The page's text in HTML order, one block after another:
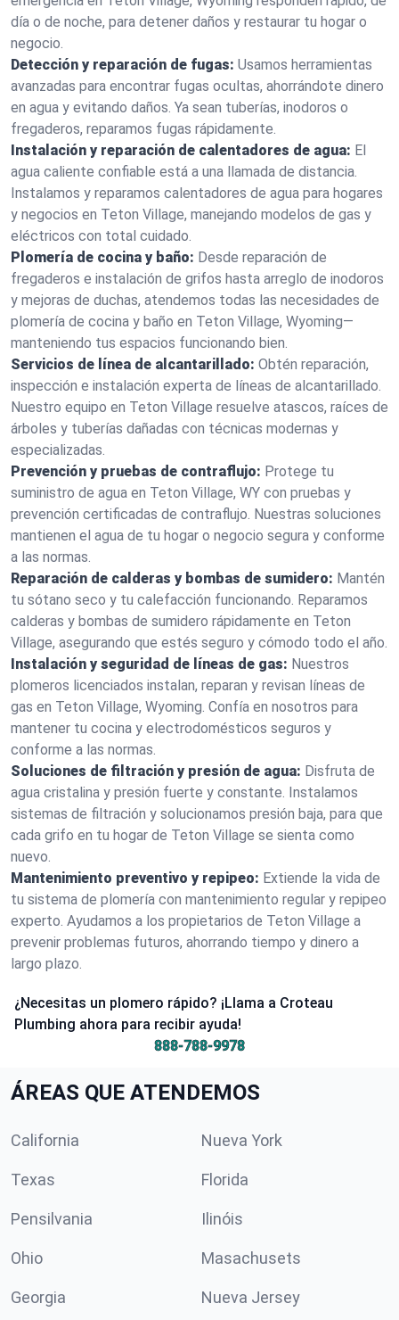
día o de noche, para detener daños y restaurar tu hogar o
negocio.
Detección y reparación de fugas: Usamos herramientas
avanzadas para encontrar fugas ocultas, ahorrándote dinero
en agua y evitando daños. Ya sean tuberías, inodoros o
fregaderos, reparamos fugas rápidamente.
Instalación y reparación de calentadores de agua: El
agua caliente confiable está a una llamada de distancia.
Instalamos y reparamos calentadores de agua para hogares
y negocios en Teton Village, manejando modelos de gas y
eléctricos con total cuidado.
Plomería de cocina y baño: Desde reparación de
fregaderos e instalación de grifos hasta arreglo de inodoros
y mejoras de duchas, atendemos todas las necesidades de
plomería de cocina y baño en Teton Village, Wyoming—
manteniendo tus espacios funcionando bien.
Servicios de línea de alcantarillado: Obtén reparación,
inspección e instalación experta de líneas de alcantarillado.
Nuestro equipo en Teton Village resuelve atascos, raíces de
árboles y tuberías dañadas con técnicas modernas y
especializadas.
Prevención y pruebas de contraflujo: Protege tu
suministro de agua en Teton Village, WY con pruebas y
prevención certificadas de contraflujo. Nuestras soluciones
mantienen el agua de tu hogar o negocio segura y conforme
a las normas.
Reparación de calderas y bombas de sumidero: Mantén
tu sótano seco y tu calefacción funcionando. Reparamos
calderas y bombas de sumidero rápidamente en Teton
Village, asegurando que estés seguro y cómodo todo el año.
Instalación y seguridad de líneas de gas: Nuestros
plomeros licenciados instalan, reparan y revisan líneas de
gas en Teton Village, Wyoming. Confía en nosotros para
mantener tu cocina y electrodomésticos seguros y
conforme a las normas.
Soluciones de filtración y presión de agua: Disfruta de
agua cristalina y presión fuerte y constante. Instalamos
sistemas de filtración y solucionamos presión baja, para que
cada grifo en tu hogar de Teton Village se sienta como
nuevo.
Mantenimiento preventivo y repipeo: Extiende la vida de
tu sistema de plomería con mantenimiento regular y repipeo
experto. Ayudamos a los propietarios de Teton Village a
prevenir problemas futuros, ahorrando tiempo y dinero a
largo plazo.
¿Necesitas un plomero rápido? ¡Llama a Croteau
Plumbing ahora para recibir ayuda!
888-788-9978
ÁREAS QUE ATENDEMOS
California Nueva York
Texas Florida
Pensilvania Ilinóis
Ohio Masachusets
Georgia Nueva Jersey